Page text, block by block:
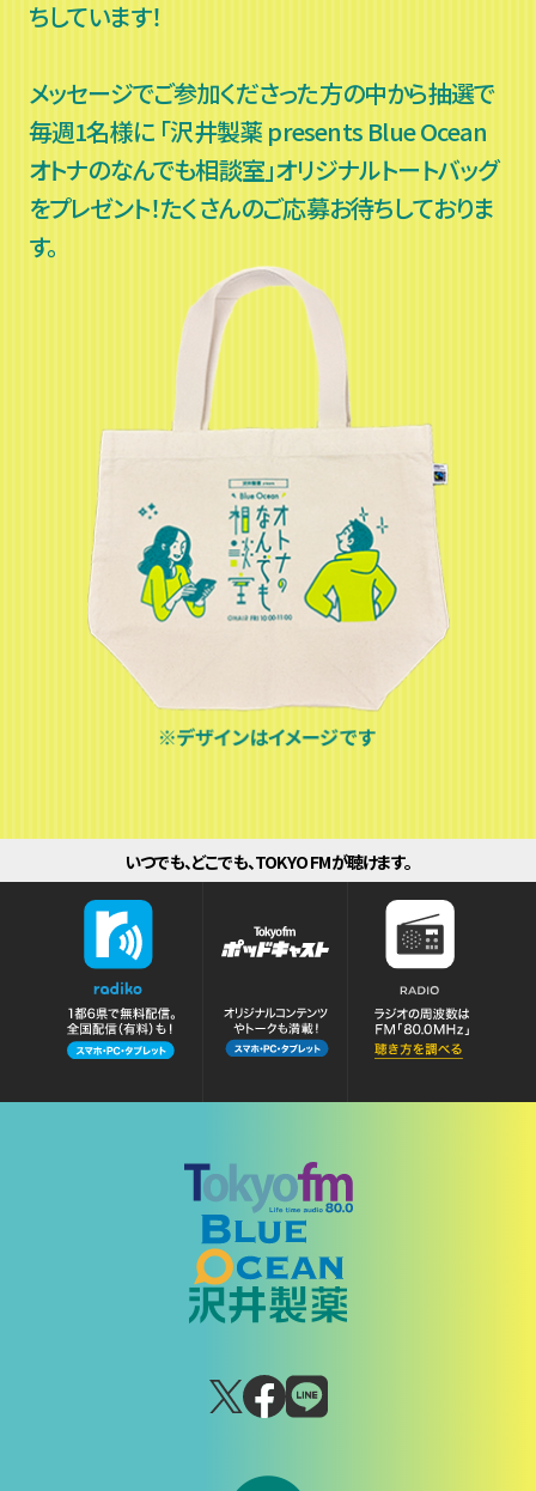
ちしています！
メッセージでご参加くださった方の中から抽選で
毎週1名様に 「沢井製薬 presents Blue Ocean
オトナのなんでも相談室」オリジナルトートバッグ
をプレゼント！たくさんのご応募お待ちしておりま
す。
いつでも、どこでも、TOKYO FMが聴けます。